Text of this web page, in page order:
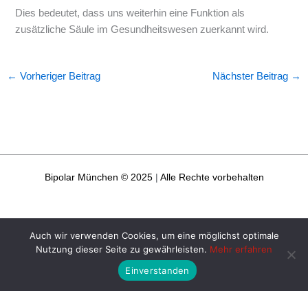
Dies bedeutet, dass uns weiterhin eine Funktion als
zusätzliche Säule im Gesundheitswesen zuerkannt wird.
← Vorheriger Beitrag Nächster Beitrag →
Bipolar München © 2025| Alle Rechte vorbehalten
Webdesign: Oliver Wick >> gestaltet Kommunikation
Datenschutzerklärung
Auch wir verwenden Cookies, um eine möglichst optimale
Nutzung dieser Seite zu gewährleisten. Mehr erfahren
Einverstanden